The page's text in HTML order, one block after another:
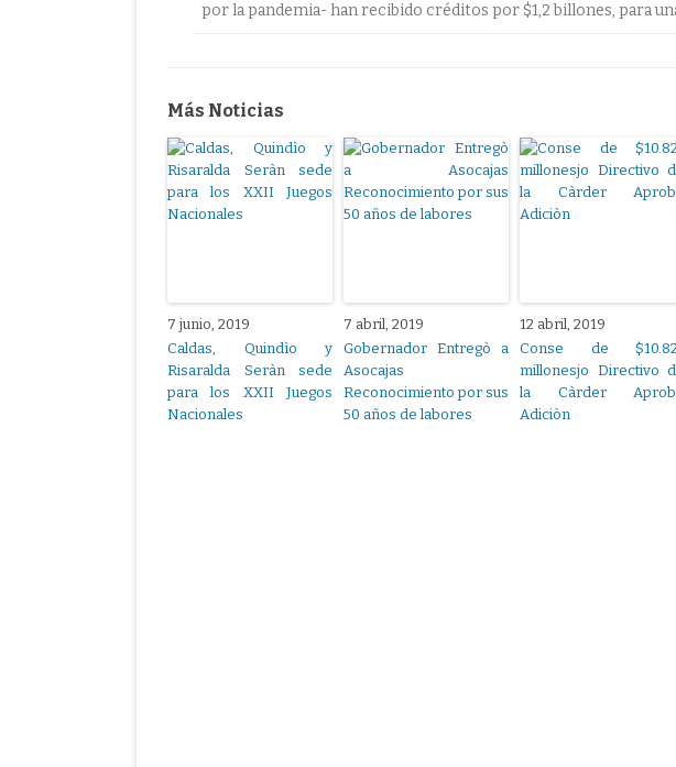
por la pandemia- han recibido créditos por $1,2 billones, para
Más Noticias
7 junio, 2019
Caldas, Quindìo y
Risaralda Seràn sede
para los XXII Juegos
Nacionales
7 abril, 2019
Gobernador Entregò a
Asocajas
Reconocimiento por sus
50 años de labores
12 abril, 2019
Conse de
millonesjo Directivo
la Càrder
Adiciòn